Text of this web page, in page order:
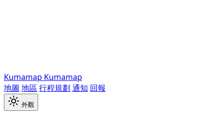
Kumamap Kumamap
地圖 地區 行程規劃 通知 回報
外觀